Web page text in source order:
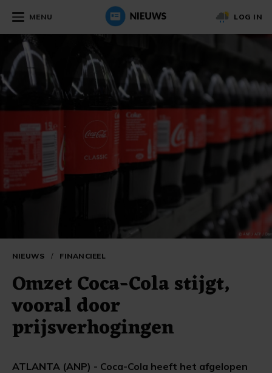
MENU LOG IN
NIEUWS / FINANCIEEL
Omzet Coca-Cola stijgt,
vooral door
prijsverhogingen
ATLANTA (ANP) - Coca-Cola heeft het afgelopen